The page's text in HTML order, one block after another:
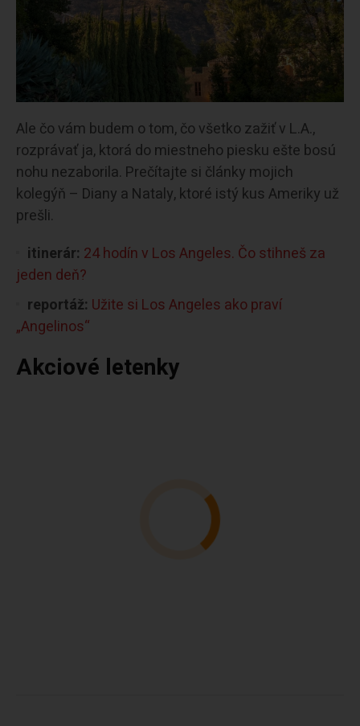
Ale čo vám budem o tom, čo všetko zažiť v L.A.,
rozprávať ja, ktorá do miestneho piesku ešte bosú
nohu nezaborila. Prečítajte si články mojich
kolegýň – Diany a Nataly, ktoré istý kus Ameriky už
prešli.
itinerár: 24 hodín v Los Angeles. Čo stihneš za
jeden deň?
reportáž: Užite si Los Angeles ako praví
„Angelinos“
Akciové letenky